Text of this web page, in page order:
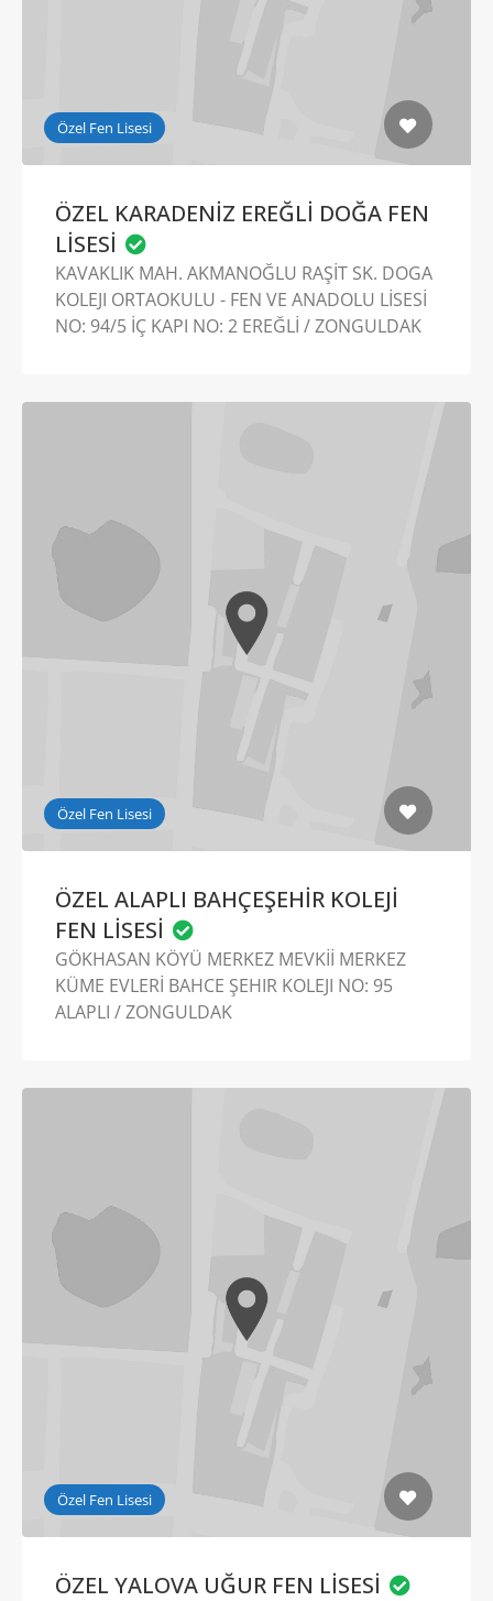
Özel Fen Lisesi
ÖZEL KARADENİZ EREĞLİ DOĞA FEN
LİSESİ
KAVAKLIK MAH. AKMANOĞLU RAŞİT SK. DOGA
KOLEJI ORTAOKULU - FEN VE ANADOLU LİSESİ
NO: 94/5 İÇ KAPI NO: 2 EREĞLİ / ZONGULDAK
Özel Fen Lisesi
ÖZEL ALAPLI BAHÇEŞEHİR KOLEJİ
FEN LİSESİ
GÖKHASAN KÖYÜ MERKEZ MEVKİİ MERKEZ
KÜME EVLERİ BAHCE ŞEHIR KOLEJI NO: 95
ALAPLI / ZONGULDAK
Özel Fen Lisesi
ÖZEL YALOVA UĞUR FEN LİSESİ